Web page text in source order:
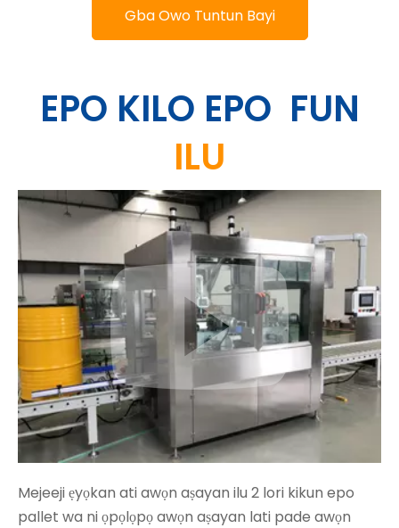
Gba Owo Tuntun Bayi
EPO KILO EPO FUN
ILU
Mejeeji ẹyọkan ati awọn aṣayan ilu 2 lori kikun epo
pallet wa ni ọpọlọpọ awọn aṣayan lati pade awọn